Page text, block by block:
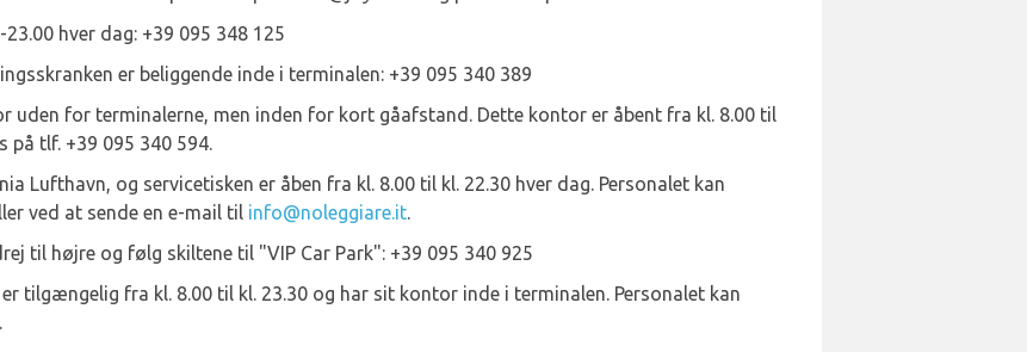
23.00 hver dag: +39 095 348 125
er beliggende inde i terminalen: +39 095 340 389
uden for terminalerne, men inden for kort gåafstand. Dette kontor er åbent fra kl. 8.00 til
på tlf. +39 095 340 594.
Lufthavn, og servicetisken er åben fra kl. 8.00 til kl. 22.30 hver dag. Personalet kan
ved at sende en e-mail til info@noleggiare.it.
til højre og følg skiltene til "VIP Car Park": +39 095 340 925
tilgængelig fra kl. 8.00 til kl. 23.30 og har sit kontor inde i terminalen. Personalet kan